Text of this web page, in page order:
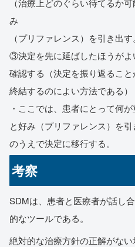
（治療上どのぐらい待てるか
み
（プリファレンス）を引き出す。
③決定を先に延ばしたほうが
確認する（決定を振り返るこ
終結するのによい方法である）
・ここでは、患者にとって何
と好み（プリファレンス）を
のうえで決定に移行する。
考察
SDMは、患者と医療者が話し
的なツールである。
絶対的な治療方針の正解がな